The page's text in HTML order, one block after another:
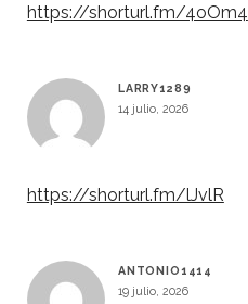
https://shorturl.fm/4oOm4
LARRY1289
14 julio, 2026
https://shorturl.fm/lJvlR
ANTONIO1414
19 julio, 2026